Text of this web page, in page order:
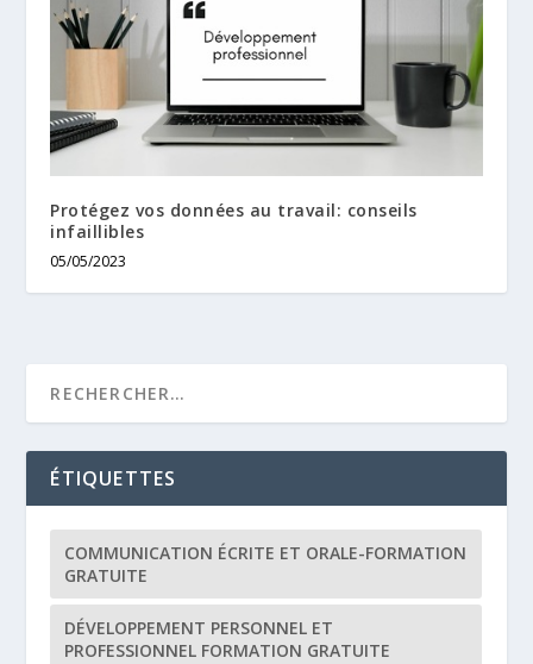
Protégez vos données au travail: conseils
infaillibles
05/05/2023
ÉTIQUETTES
COMMUNICATION ÉCRITE ET ORALE-FORMATION
GRATUITE
DÉVELOPPEMENT PERSONNEL ET
PROFESSIONNEL FORMATION GRATUITE